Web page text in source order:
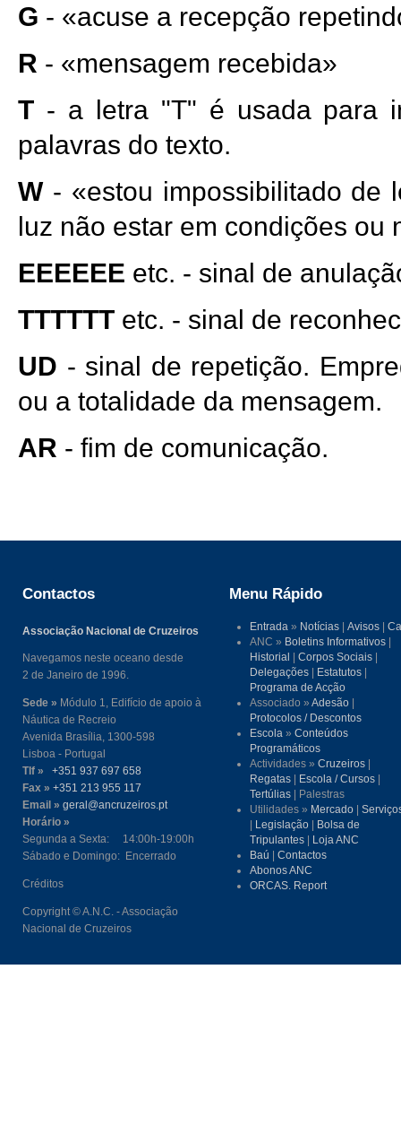
G - «acuse a recepção
R - «mensagem recebida»
T - a letra "T" é usada para
palavras do texto.
W- «estou impossibilitado de
luz não estar em condições ou
EEEEEE etc. - sinal de
TTTTTT etc. - sinal de
UD - sinal de repetição.
ou a totalidade da mensagem.
AR - fim de comunicação.
Contactos
Associação Nacional de Cruzeiros
Navegamos neste oceano desde
2 de Janeiro de 1996.
Sede » Módulo 1, Edifício de apoio à
Náutica de Recreio
Avenida Brasília, 1300-598
Lisboa - Portugal
Tlf »
+351 937 697 658
Fax » +351 213 955 117
Email » geral@ancruzeiros.pt
Horário »
Segunda a Sexta: 14:00h-19:00h
Sábado e Domingo: Encerrado
Créditos
Copyright © A.N.C. - Associação
Nacional de Cruzeiros
Menu Rápido
Entrada » Notícias |Avisos |
ANC » Boletins Informativos
Historial
|Corpos Sociais
Delegações
Estatutos
Programa de Acção
Associado »Adesão
Protocolos / Descontos
Escola »Conteúdos
Programáticos
Actividades »Cruzeiros
Regatas
Escola / Cursos
Tertúlias | Palestras
Utilidades » Mercado |
Legislação
Bolsa de
Tripulantes
Loja ANC
Baú |Contactos
Abonos ANC
ORCAS. Report